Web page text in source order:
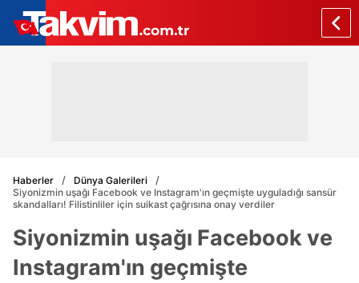
Haberler
Dünya Galerileri
Siyonizmin uşağı Facebook ve Instagram'ın geçmişte uyguladığı sansür
skandalları! Filistinliler için suikast çağrısına onay verdiler
Siyonizmin uşağı Facebook ve
Instagram'ın geçmişte